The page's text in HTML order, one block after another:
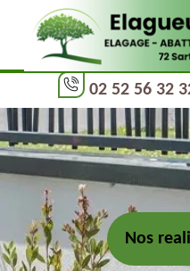
02 52 56 32
Nos